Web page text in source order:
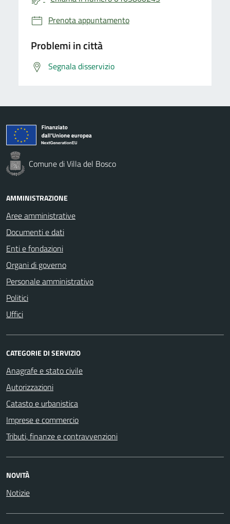
Prenota appuntamento
Problemi in città
Segnala disservizio
Comune di Villa del Bosco
AMMINISTRAZIONE
Aree amministrative
Documenti e dati
Enti e fondazioni
Organi di governo
Personale amministrativo
Politici
Uffici
CATEGORIE DI SERVIZIO
Anagrafe e stato civile
Autorizzazioni
Catasto e urbanistica
Imprese e commercio
Tributi, finanze e contravvenzioni
NOVITÀ
Notizie